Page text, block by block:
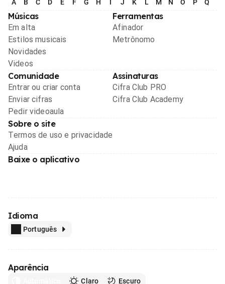
A B C D E F G H I J K L M N O P Q
Músicas
Em alta
Estilos musicais
Novidades
Videos
Ferramentas
Afinador
Metrônomo
Comunidade
Entrar ou criar conta
Enviar cifras
Pedir videoaula
Assinaturas
Cifra Club PRO
Cifra Club Academy
Sobre o site
Termos de uso e privacidade
Ajuda
Baixe o aplicativo
Idioma
Português
Aparência
Claro Escuro